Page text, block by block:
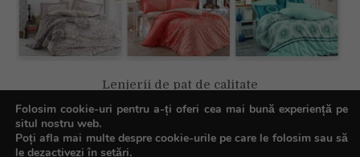
Lenjerii de pat de calitate
Folosim cookie-uri pentru a-ți oferi cea mai bună experiență pe
situl nostru web.
Poți afla mai multe despre cookie-urile pe care le folosim sau să
le dezactivezi în setări.